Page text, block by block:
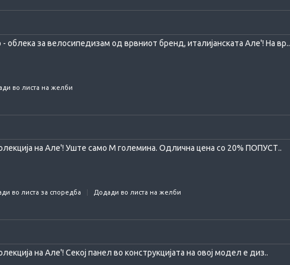
во листа на желби
за велосипедизам од врвниот бренд, италијанската Але'! На вр..
Додади во листа на желби
во листа за споредба
на Але'! Уште само М големина. Одлична цена со 20% ПОПУСТ..
на Але'! Секој панел во конструкцијата на овој модел е диз..